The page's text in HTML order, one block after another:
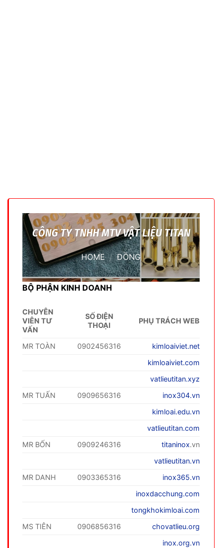
CÔNG TY TNHH MTV VẬT LIỆU TITAN
HOME / ĐỒNG
BỘ PHẬN KINH DOANH
CHUYÊN
VIÊN TƯ
VẤN
SỐ ĐIỆN
THOẠI
PHỤ TRÁCH WEB
MR TOÀN 0902456316
kimloaiviet.net
kimloaiviet.com
vatlieutitan.xyz
MR TUẤN
0909656316
inox304.vn
kimloai.edu.vn
vatlieutitan.com
MR BỐN
0909246316 titaninox.vn
vatlieutitan.vn
MR DANH
0903365316
inox365.vn
inoxdacchung.com
tongkhokimloai.com
MS TIÊN
0906856316
chovatlieu.org
inox.org.vn